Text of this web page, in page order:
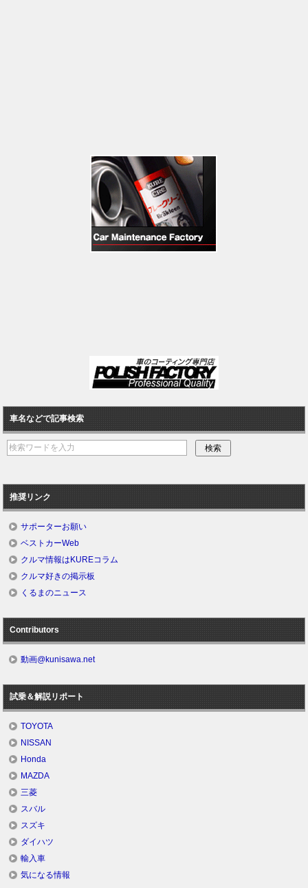
車名などで記事検索
推奨リンク
サポーターお願い
ベストカーWeb
クルマ情報はKUREコラム
クルマ好きの掲示板
くるまのニュース
Contributors
動画@kunisawa.net
試乗＆解説リポート
TOYOTA
NISSAN
Honda
MAZDA
三菱
スバル
スズキ
ダイハツ
輸入車
気になる情報